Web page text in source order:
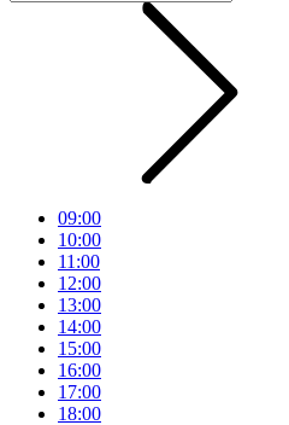
09:00
10:00
11:00
12:00
13:00
14:00
15:00
16:00
17:00
18:00